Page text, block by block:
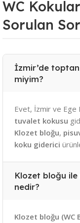
WC
Sorulan
İzmir’de
miyim?
Evet, İzmir ve Ege
tuvalet kokusu
Klozet bloğu,
koku giderici
Klozet bloğu
nedir?
Klozet bloğu (WC